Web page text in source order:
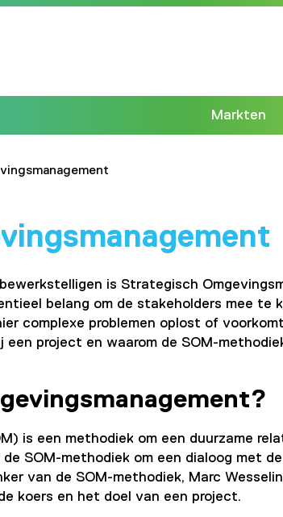
Markten
is Strategisch
belang om de stakeholders mee te
complexe problemen oplost of
project en waarom de SOM-
is een methodiek om een duurzame
SOM-methodiek om een dialoog met
van de SOM-methodiek, Marc
koers en het doel van een project.